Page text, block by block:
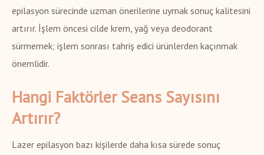
epilasyon sürecinde uzman önerilerine uymak sonuç kalitesini
artırır. İşlem öncesi cilde krem, yağ veya deodorant
sürmemek; işlem sonrası tahriş edici ürünlerden kaçınmak
önemlidir.
Hangi Faktörler Seans Sayısını
Artırır?
Lazer epilasyon bazı kişilerde daha kısa sürede sonuç